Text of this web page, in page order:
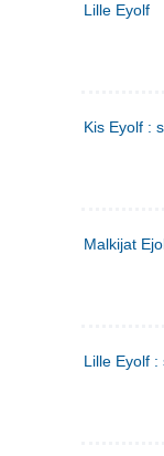
Lille Eyolf
Kis Eyolf :
Malkijat
Lille Eyolf